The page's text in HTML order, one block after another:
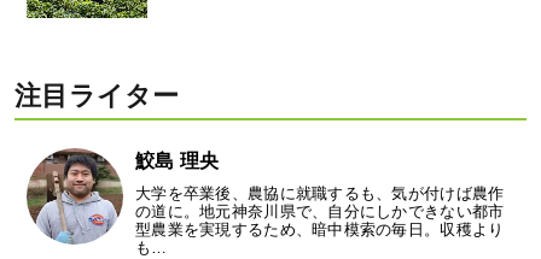
注目ライター
鮫島 理央
大学を卒業後、農協に就職するも、気が付けば農作
の道に。地元神奈川県で、自分にしかできない都市
型農業を実現するため、暗中模索の毎日。収穫より
も…